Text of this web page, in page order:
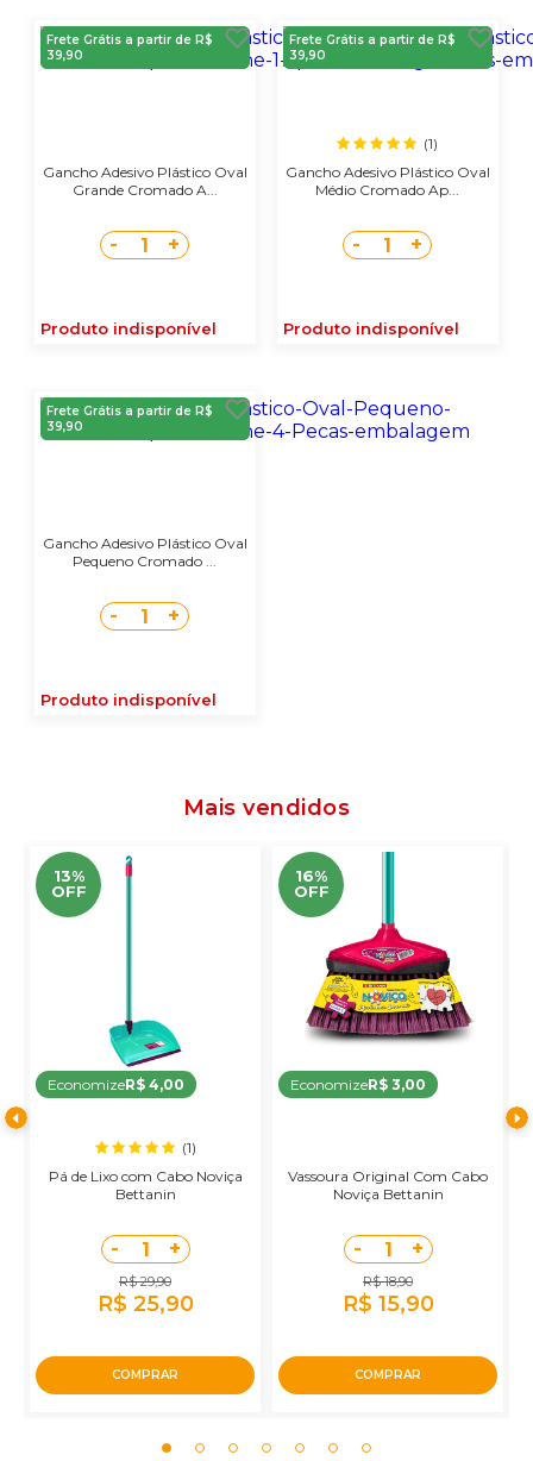
Frete Grátis a partir de R$
39,90
Gancho Adesivo Plástico Oval
Grande Cromado A...
- 1 +
Produto indisponível
Frete Grátis a partir de R$
39,90
(1)
Gancho Adesivo Plástico Oval
Médio Cromado Ap...
- 1 +
Produto indisponível
Frete Grátis a partir de R$
39,90
Gancho Adesivo Plástico Oval
Pequeno Cromado ...
- 1 +
Produto indisponível
Mais vendidos
13%
OFF
EconomizeR$ 4,00
(1)
Pá de Lixo com Cabo Noviça
Bettanin
- 1 +
R$ 29,90
R$ 25,90
COMPRAR
16%
OFF
EconomizeR$ 3,00
Vassoura Original Com Cabo
Noviça Bettanin
- 1 +
R$ 18,90
R$ 15,90
COMPRAR